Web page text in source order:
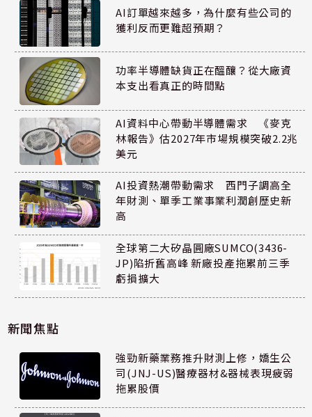
AI訂單越來越多，為什麼有些公司的
獲利反而更難超預期？
功率半導體缺貨正在醞釀？從大廠資
本支出看真正的時間點
AI資料中心帶動半導體需求 《麥克
林報告》估2027年市場規模突破2.2兆
美元
AI投資熱潮帶動需求 西門子調高全
年財測、單季工業事業利潤創歷史新
高
全球第二大矽晶圓廠SUMCO(3436-
JP)陷折舊高峰 新廠投產拖累前三季
虧損擴大
新聞焦點
強勁新藥業務推升財測上修，嬌生公
司(JNJ-US)醫療器材&器械表現疲弱
拖累股價